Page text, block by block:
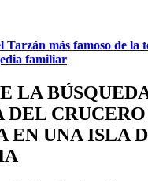
más famoso de la
familiar
LA
DEL CRUCERO
EN UNA ISLA